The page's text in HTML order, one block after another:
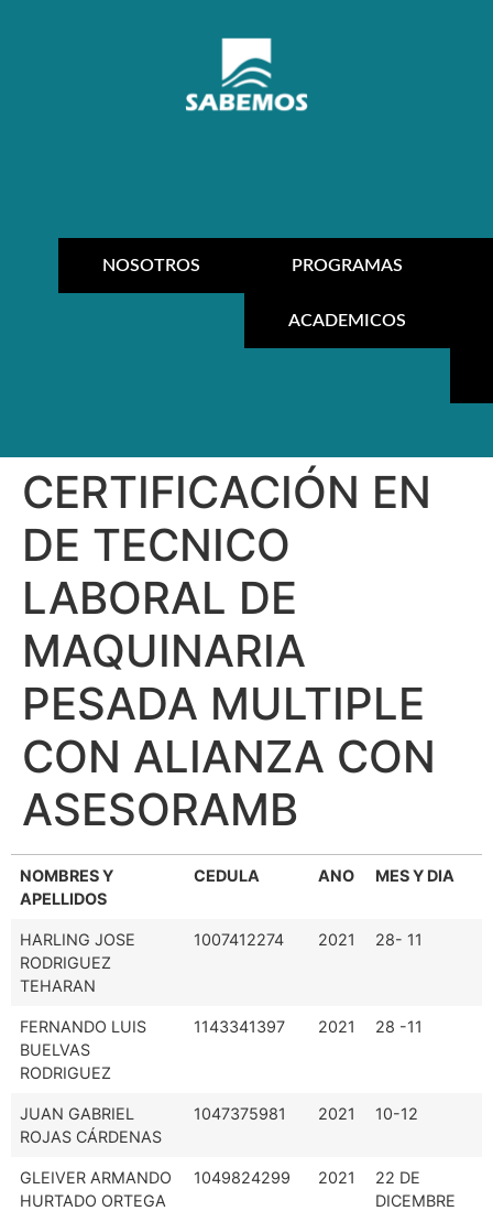
NOSOTROS PROGRAMAS
ACADEMICOS
CERTIFICACIÓN EN
DE TECNICO
LABORAL DE
MAQUINARIA
PESADA MULTIPLE
CON ALIANZA CON
ASESORAMB
NOMBRES Y
APELLIDOS
CEDULA ANO MES Y DIA
HARLING JOSE
RODRIGUEZ
TEHARAN
1007412274 2021 28- 11
FERNANDO LUIS
BUELVAS
RODRIGUEZ
1143341397 2021 28 -11
JUAN GABRIEL
ROJAS CÁRDENAS
1047375981 2021 10-12
GLEIVER ARMANDO
HURTADO ORTEGA
1049824299 2021
22 DE
DICEMBRE